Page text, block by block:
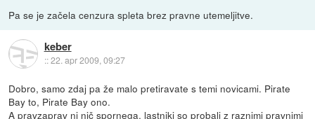
Pa se je začela cenzura spleta brez pravne utemeljitve.
keber
::22. apr 2009, 09:27
Dobro, samo zdaj pa že malo pretiravate s temi novicami. Pirate
Bay to, Pirate Bay ono.
A pravzaprav ni nič spornega, lastniki so probali z raznimi pravnimi